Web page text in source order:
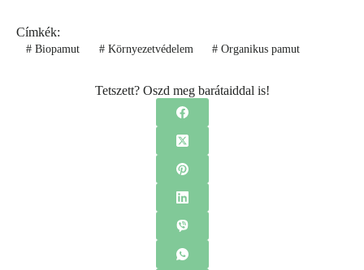
Címkék:
#Biopamut #Környezetvédelem # Organikus pamut
Tetszett? Oszd meg barátaiddal is!